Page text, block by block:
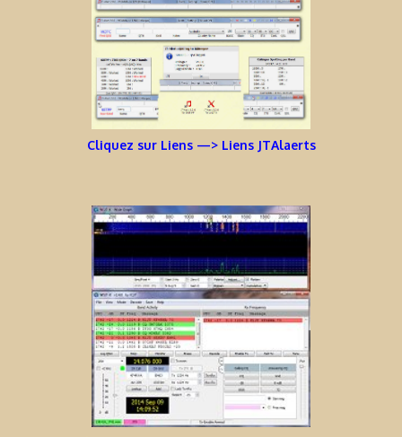
Cliquez sur Liens —> Liens JTAlaerts